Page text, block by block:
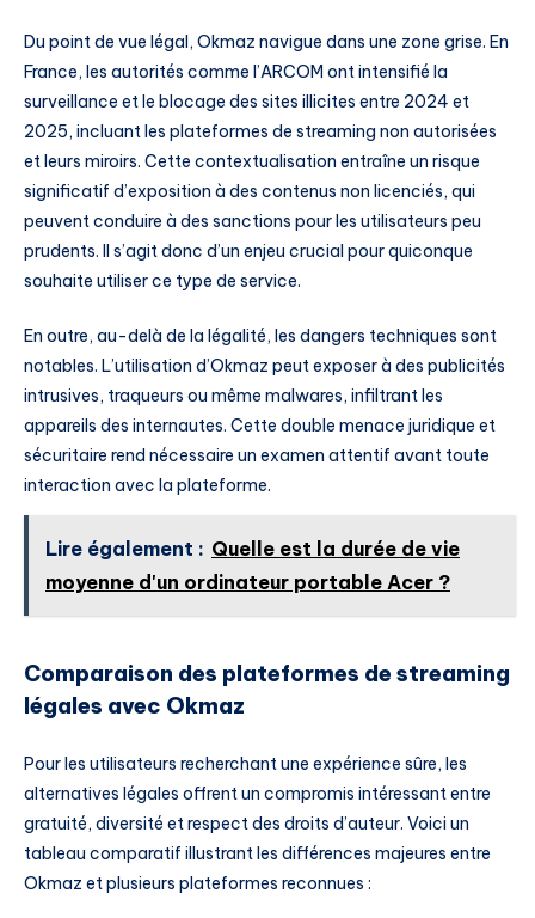
Du point de vue légal, Okmaz navigue dans une zone grise. En
France, les autorités comme l’ARCOM ont intensifié la
surveillance et le blocage des sites illicites entre 2024 et
2025, incluant les plateformes de streaming non autorisées
et leurs miroirs. Cette contextualisation entraîne un risque
significatif d’exposition à des contenus non licenciés, qui
peuvent conduire à des sanctions pour les utilisateurs peu
prudents. Il s’agit donc d’un enjeu crucial pour quiconque
souhaite utiliser ce type de service.
En outre, au-delà de la légalité, les dangers techniques sont
notables. L’utilisation d’Okmaz peut exposer à des publicités
intrusives, traqueurs ou même malwares, infiltrant les
appareils des internautes. Cette double menace juridique et
sécuritaire rend nécessaire un examen attentif avant toute
interaction avec la plateforme.
Lire également : Quelle est la durée de vie
moyenne d'un ordinateur portable Acer ?
Comparaison des plateformes de streaming
légales avec Okmaz
Pour les utilisateurs recherchant une expérience sûre, les
alternatives légales offrent un compromis intéressant entre
gratuité, diversité et respect des droits d’auteur. Voici un
tableau comparatif illustrant les différences majeures entre
Okmaz et plusieurs plateformes reconnues :